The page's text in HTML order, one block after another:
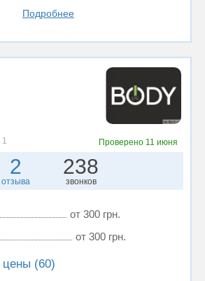
Подробнее
Проверено 11 июня
2
отзыва
238
звонков
от 300 грн.
от 300 грн.
(60)